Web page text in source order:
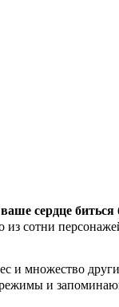
сердце биться
сотни
и множество
и